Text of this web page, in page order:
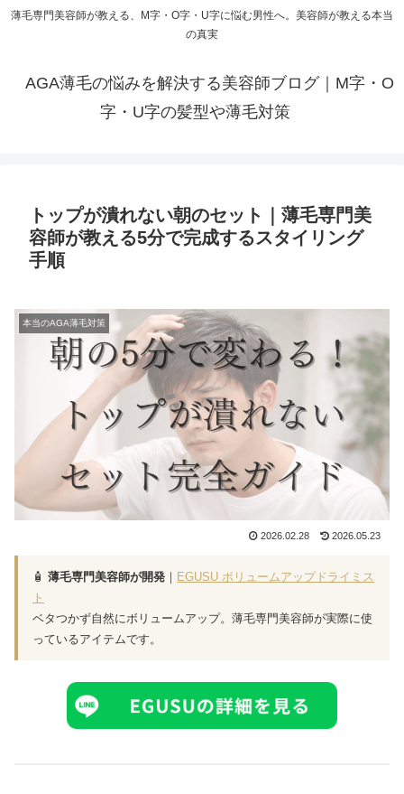
薄毛専門美容師が教える、M字・O字・U字に悩む男性へ。美容師が教える本当
の真実
AGA薄毛の悩みを解決する美容師ブログ｜M字・O
字・U字の髪型や薄毛対策
トップが潰れない朝のセット｜薄毛専門美
容師が教える5分で完成するスタイリング
手順
本当のAGA薄毛対策
2026.02.28 2026.05.23
🧴 薄毛専門美容師が開発 ｜ EGUSU ボリュームアップドライミス
ト
ベタつかず自然にボリュームアップ。薄毛専門美容師が実際に使
っているアイテムです。